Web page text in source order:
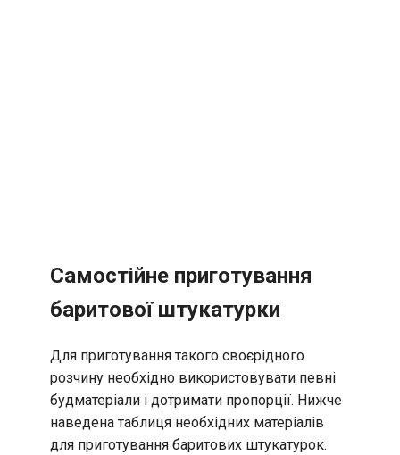
Самостійне приготування
баритової штукатурки
Для приготування такого своєрідного
розчину необхідно використовувати певні
будматеріали і дотримати пропорції. Нижче
наведена таблиця необхідних матеріалів
для приготування баритових штукатурок.